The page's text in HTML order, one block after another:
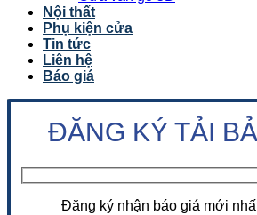
Nội thất
Phụ kiện cửa
Tin tức
Liên hệ
Báo giá
ĐĂNG KÝ TẢI
Đăng ký nhận báo giá mới